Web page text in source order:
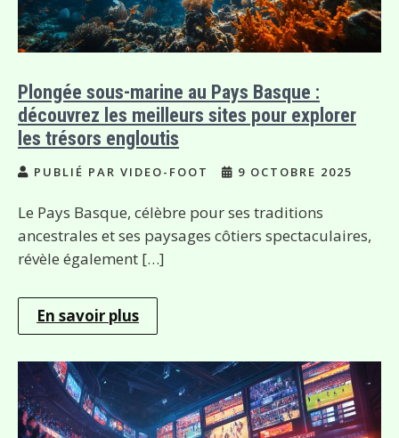
Plongée sous-marine au Pays Basque :
découvrez les meilleurs sites pour explorer
les trésors engloutis
PUBLIÉ PAR VIDEO-FOOT 9 OCTOBRE 2025
Le Pays Basque, célèbre pour ses traditions
ancestrales et ses paysages côtiers spectaculaires,
révèle également […]
En savoir plus